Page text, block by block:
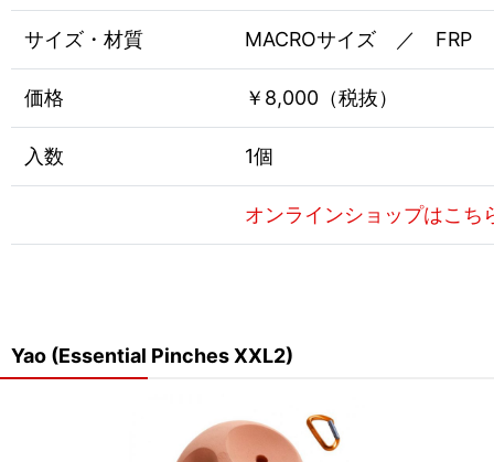
サイズ・材質 MACROサイズ ／ FRP
価格 ￥8,000（税抜）
入数 1個
オンラインショップはこち
Yao (Essential Pinches XXL2)